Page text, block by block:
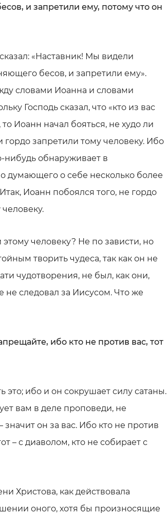
и запретили ему, потому что он
«Наставник! Мы видели
бесов, и запретили ему».
словами Иоанна и словами
Господь сказал, что «кто из вас
Иоанн начал бояться, не худо ли
гордо запретили тому человеку. Ибо
обнаруживает в
о себе несколько более
Иоанн побоялся того, не гордо
человеку? Не по зависти, но
творить чудеса, так как он не
чудотворения, не был, как они,
не следовал за Иисусом. Что же
ибо кто не против вас, тот
это; ибо и он сокрушает силу сатаны.
вам в деле проповеди, не
значит он за вас. Ибо кто не против
– с диаволом, кто не собирает с
Христова, как действовала
оного, хотя бы произносящие